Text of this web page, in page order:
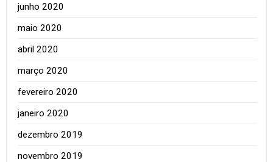
junho 2020
maio 2020
abril 2020
março 2020
fevereiro 2020
janeiro 2020
dezembro 2019
novembro 2019